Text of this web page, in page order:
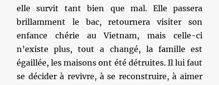
elle survit tant bien que mal. Elle passera
brillamment le bac, retournera visiter son
enfance chérie au Vietnam, mais celle-ci
n’existe plus, tout a changé, la famille est
égaillée, les maisons ont été détruites. Il lui faut
se décider à revivre, à se reconstruire, à aimer